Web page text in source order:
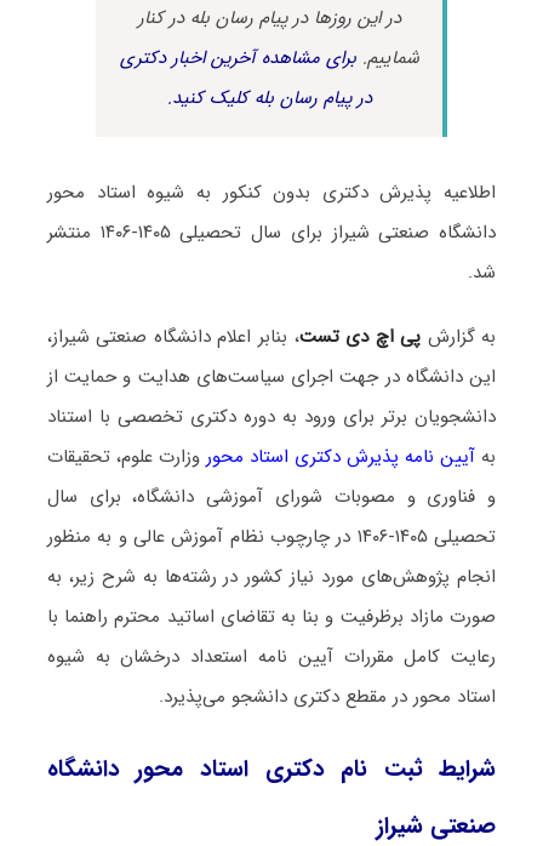
در این روزها در پیام رسان بله در کنار
شماییم.برای مشاهده آخرین اخبار دکتری
در پیام رسان بله کلیک کنید.
اطلاعیه پذیرش دکتری بدون کنکور به شیوه استاد محور
دانشگاه صنعتی شیراز برای سال تحصیلی ۱۴۰۵-۱۴۰۶ منتشر
شد.
به گزارش پی اچ دی تست، بنابر اعلام دانشگاه صنعتی شیراز،
این دانشگاه در جهت اجرای سیاست‌های هدایت و حمایت از
دانشجویان برتر برای ورود به دوره دکتری تخصصی با استناد
به آیین نامه پذیرش دکتری استاد محور وزارت علوم، تحقیقات
و فناوری و مصوبات شورای آموزشی دانشگاه، برای سال
تحصیلی ۱۴۰۵-۱۴۰۶ در چارچوب نظام آموزش عالی و به منظور
انجام پژوهش‌های مورد نیاز کشور در رشته‌ها به شرح زیر، به
صورت مازاد برظرفیت و بنا به تقاضای اساتید محترم راهنما با
رعایت کامل مقررات آیین نامه استعداد درخشان به شیوه
استاد محور در مقطع دکتری دانشجو می‌پذیرد.
شرایط ثبت نام دکتری استاد محور دانشگاه
صنعتی شیراز